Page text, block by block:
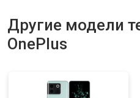
Другие модели
OnePlus